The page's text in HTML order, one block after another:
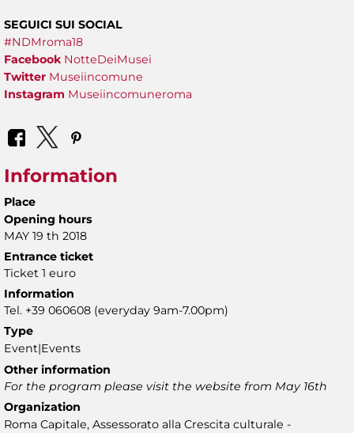
SEGUICI SUI SOCIAL
#NDMroma18
FacebookNotteDeiMusei
Twitter Museiincomune
Instagram Museiincomuneroma
Information
Place
Opening hours
MAY 19 th 2018
Entrance ticket
Ticket 1 euro
Information
Tel. +39 060608 (everyday 9am-7.00pm)
Type
Event|Events
Other information
For the program please visit the website from May 16th
Organization
Roma Capitale, Assessorato alla Crescita culturale -